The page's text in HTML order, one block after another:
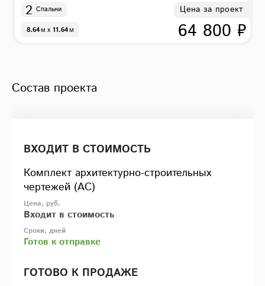
2 Спальни
8.64м x 11.64м
Цена за проект
64 800 ₽
Состав проекта
ВХОДИТ В СТОИМОСТЬ
Комплект архитектурно-строительных
чертежей (АС)
Входит в стоимость
Готов к отправке
ГОТОВО К ПРОДАЖЕ